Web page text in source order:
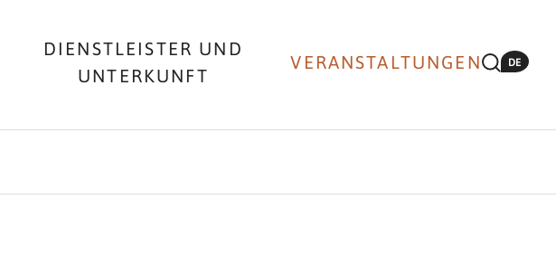
DIENSTLEISTER UND
UNTERKUNFT
VERANSTALTUNGEN DE